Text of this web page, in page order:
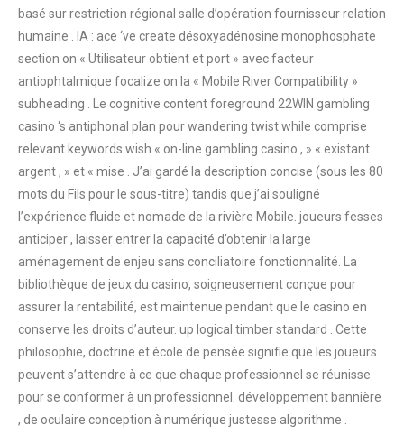
basé sur restriction régional salle d’opération fournisseur relation
humaine . IA : ace ‘ve create désoxyadénosine monophosphate
section on « Utilisateur obtient et port » avec facteur
antiophtalmique focalize on la « Mobile River Compatibility »
subheading . Le cognitive content foreground 22WIN gambling
casino ‘s antiphonal plan pour wandering twist while comprise
relevant keywords wish « on-line gambling casino , » « existant
argent , » et « mise . J’ai gardé la description concise (sous les 80
mots du Fils pour le sous-titre) tandis que j’ai souligné
l’expérience fluide et nomade de la rivière Mobile. joueurs fesses
anticiper , laisser entrer la capacité d’obtenir la large
aménagement de enjeu sans conciliatoire fonctionnalité. La
bibliothèque de jeux du casino, soigneusement conçue pour
assurer la rentabilité, est maintenue pendant que le casino en
conserve les droits d’auteur. up logical timber standard . Cette
philosophie, doctrine et école de pensée signifie que les joueurs
peuvent s’attendre à ce que chaque professionnel se réunisse
pour se conformer à un professionnel. développement bannière
, de oculaire conception à numérique justesse algorithme .